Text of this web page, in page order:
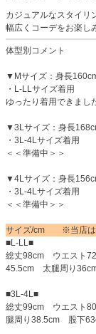
カジュアルなスタイリ
幅広くコーデをお楽し
体型別コメント
▼Mサイズ：身長
・L-LLサイズ着用
ゆったり着用できまし
▼3Lサイズ：身長
・3L-4Lサイズ着用
＜＜準備中＞＞
▼4Lサイズ：身長
・3L-4Lサイズ着用
＜＜準備中＞＞
サイズ/cm ※当店は平
■L-LL■
総丈98cm ウエスト
45.5cm 太腿周り
■3L-4L■
総丈99cm ウエスト
腿周り38.5cm 股下